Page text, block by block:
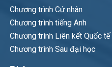
Chương trình Cử nhân
Chương trình tiếng Anh
Chương trình Liên kết Quốc tế
Chương trình Sau đại học